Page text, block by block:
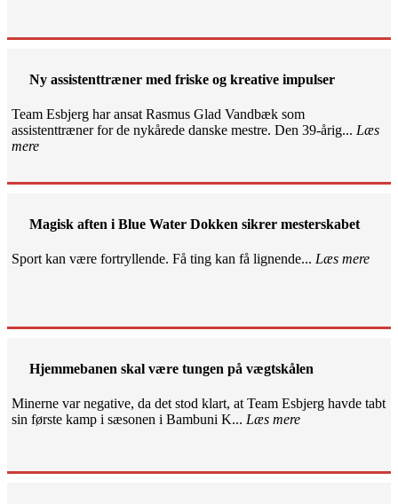
Ny assistenttræner med friske og kreative impulser
Team Esbjerg har ansat Rasmus Glad Vandbæk som
assistenttræner for de nykårede danske mestre. Den 39-årig... Læs
mere
Magisk aften i Blue Water Dokken sikrer mesterskabet
Sport kan være fortryllende. Få ting kan få lignende... Læs mere
Hjemmebanen skal være tungen på vægtskålen
Minerne var negative, da det stod klart, at Team Esbjerg havde tabt
sin første kamp i sæsonen i Bambuni K... Læs mere